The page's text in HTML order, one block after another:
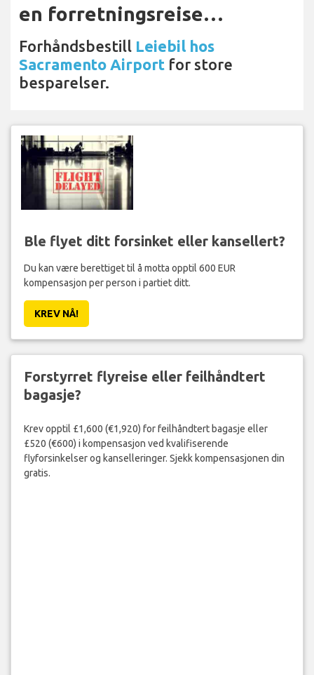
en forretningsreise…
Forhåndsbestill Leiebil hos
Sacramento Airport for store
besparelser.
Ble flyet ditt forsinket eller kansellert?
Du kan være berettiget til å motta opptil 600 EUR
kompensasjon per person i partiet ditt.
KREV NÅ!
Forstyrret flyreise eller feilhåndtert
bagasje?
Krev opptil £1,600 (€1,920) for feilhåndtert bagasje eller
£520 (€600) i kompensasjon ved kvalifiserende
flyforsinkelser og kanselleringer. Sjekk kompensasjonen din
gratis.